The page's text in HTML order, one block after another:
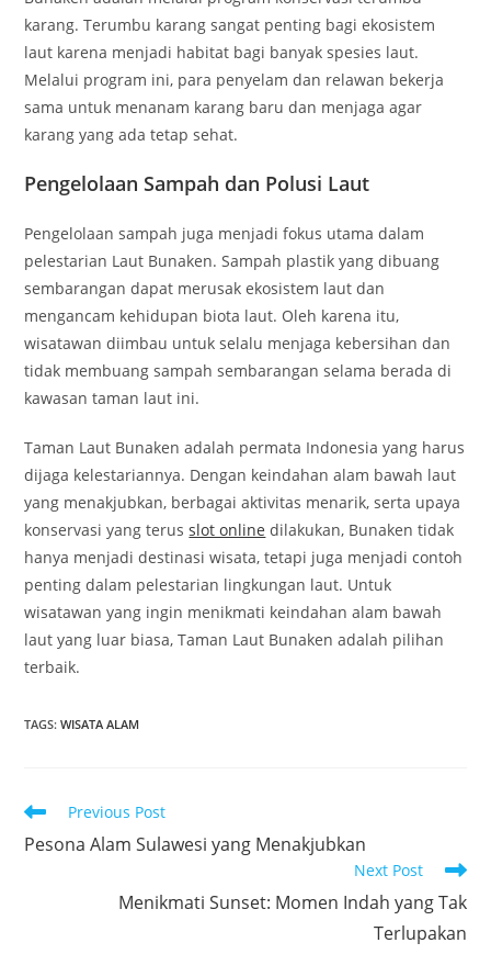
karang. Terumbu karang sangat penting bagi ekosistem
laut karena menjadi habitat bagi banyak spesies laut.
Melalui program ini, para penyelam dan relawan bekerja
sama untuk menanam karang baru dan menjaga agar
karang yang ada tetap sehat.
Pengelolaan Sampah dan Polusi Laut
Pengelolaan sampah juga menjadi fokus utama dalam
pelestarian Laut Bunaken. Sampah plastik yang dibuang
sembarangan dapat merusak ekosistem laut dan
mengancam kehidupan biota laut. Oleh karena itu,
wisatawan diimbau untuk selalu menjaga kebersihan dan
tidak membuang sampah sembarangan selama berada di
kawasan taman laut ini.
Taman Laut Bunaken adalah permata Indonesia yang harus
dijaga kelestariannya. Dengan keindahan alam bawah laut
yang menakjubkan, berbagai aktivitas menarik, serta upaya
konservasi yang terusslot online dilakukan, Bunaken tidak
hanya menjadi destinasi wisata, tetapi juga menjadi contoh
penting dalam pelestarian lingkungan laut. Untuk
wisatawan yang ingin menikmati keindahan alam bawah
laut yang luar biasa, Taman Laut Bunaken adalah pilihan
terbaik.
TAGS:WISATA ALAM
Read
articles
Previous Post
Pesona Alam Sulawesi yang Menakjubkan
Next Post
Menikmati Sunset: Momen Indah yang Tak
Terlupakan